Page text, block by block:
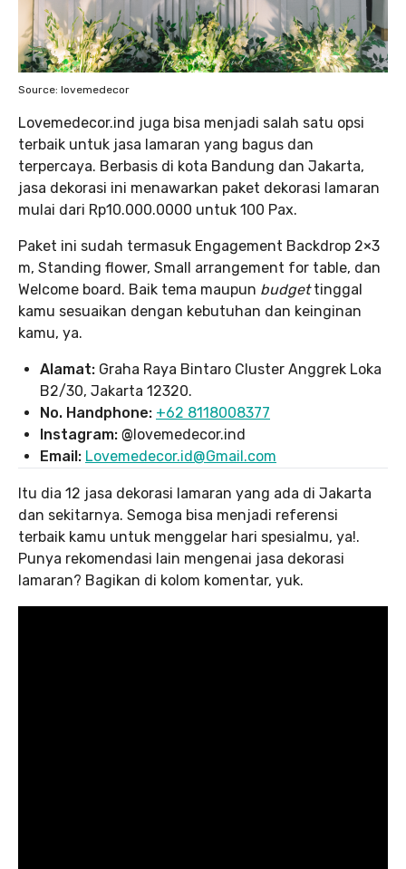
Source: lovemedecor
Lovemedecor.ind juga bisa menjadi salah satu opsi
terbaik untuk jasa lamaran yang bagus dan
terpercaya. Berbasis di kota Bandung dan Jakarta,
jasa dekorasi ini menawarkan paket dekorasi lamaran
mulai dari Rp10.000.0000 untuk 100 Pax.
Paket ini sudah termasuk Engagement Backdrop 2×3
m, Standing flower, Small arrangement for table, dan
Welcome board. Baik tema maupun budgettinggal
kamu sesuaikan dengan kebutuhan dan keinginan
kamu, ya.
Alamat: Graha Raya Bintaro Cluster Anggrek Loka
B2/30, Jakarta 12320.
No. Handphone: +62 8118008377
Instagram: @lovemedecor.ind
Email: Lovemedecor.id@Gmail.com
Itu dia 12 jasa dekorasi lamaran yang ada di Jakarta
dan sekitarnya. Semoga bisa menjadi referensi
terbaik kamu untuk menggelar hari spesialmu, ya!.
Punya rekomendasi lain mengenai jasa dekorasi
lamaran? Bagikan di kolom komentar, yuk.